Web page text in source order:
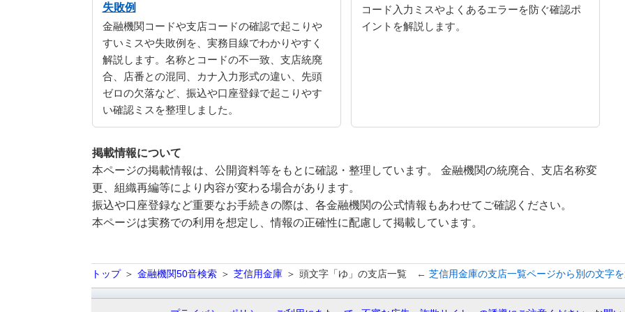
失敗例
金融機関コードや支店コードの確認で起こりや
すいミスや失敗例を、実務目線でわかりやすく
解説します。名称とコードの不一致、支店統廃
合、店番との混同、カナ入力形式の違い、先頭
ゼロの欠落など、振込や口座登録で起こりやす
い確認ミスを整理しました。
コード入力ミスやよくあるエラーを防ぐ確認ポ
イントを解説します。
掲載情報について
本ページの掲載情報は、公開資料等をもとに確認・整理しています。 金融機関の統廃合、支店名称変
更、組織再編等により内容が変わる場合があります。
振込や口座登録など重要なお手続きの際は、各金融機関の公式情報もあわせてご確認ください。
本ページは実務での利用を想定し、情報の正確性に配慮して掲載しています。
トップ 金融機関50音検索 芝信用金庫 頭文字「ゆ」の支店一覧 ← 芝信用金庫の支店一覧ページから別の文字